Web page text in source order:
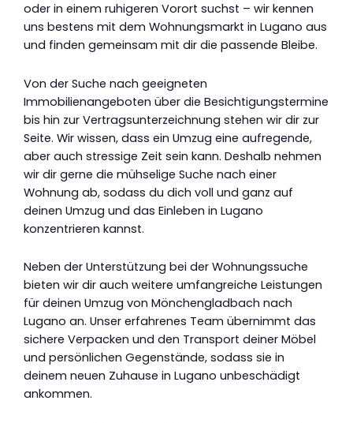
oder in einem ruhigeren Vorort suchst – wir kennen
uns bestens mit dem Wohnungsmarkt in Lugano aus
und finden gemeinsam mit dir die passende Bleibe.
Von der Suche nach geeigneten
Immobilienangeboten über die Besichtigungstermine
bis hin zur Vertragsunterzeichnung stehen wir dir zur
Seite. Wir wissen, dass ein Umzug eine aufregende,
aber auch stressige Zeit sein kann. Deshalb nehmen
wir dir gerne die mühselige Suche nach einer
Wohnung ab, sodass du dich voll und ganz auf
deinen Umzug und das Einleben in Lugano
konzentrieren kannst.
Neben der Unterstützung bei der Wohnungssuche
bieten wir dir auch weitere umfangreiche Leistungen
für deinen Umzug von Mönchengladbach nach
Lugano an. Unser erfahrenes Team übernimmt das
sichere Verpacken und den Transport deiner Möbel
und persönlichen Gegenstände, sodass sie in
deinem neuen Zuhause in Lugano unbeschädigt
ankommen.